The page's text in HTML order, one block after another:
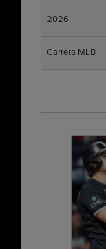
2026
Carrera MLB
2026
Carrera MLB